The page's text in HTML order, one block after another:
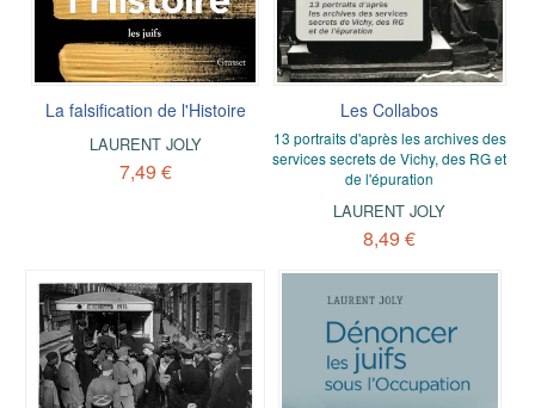
La falsification de l'Histoire
LAURENT JOLY
7,49 €
Les Collabos
13 portraits d'après les archives des
services secrets de Vichy, des RG et
de l'épuration
LAURENT JOLY
8,49 €